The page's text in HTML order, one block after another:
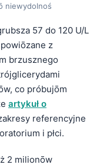
niewydolnoś
57 do 120 U/L
z
brzusznego
co próbujōm
artykuł o
referencyjne
i płci.
2 milionōw